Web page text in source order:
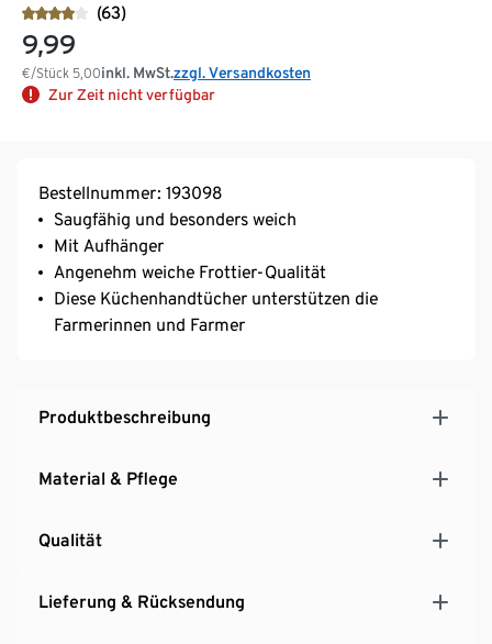
(63)
9,99
€/Stück 5,00inkl. MwSt.zzgl. Versandkosten
Zur Zeit nicht verfügbar
Bestellnummer: 193098
Saugfähig und besonders weich
Mit Aufhänger
Angenehm weiche Frottier-Qualität
Diese Küchenhandtücher unterstützen die
Farmerinnen und Farmer
Produktbeschreibung
Material & Pflege
Qualität
Lieferung & Rücksendung